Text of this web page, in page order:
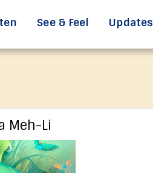
See & Feel Updates
Meh-Li